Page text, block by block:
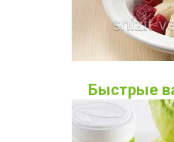
Быстрые